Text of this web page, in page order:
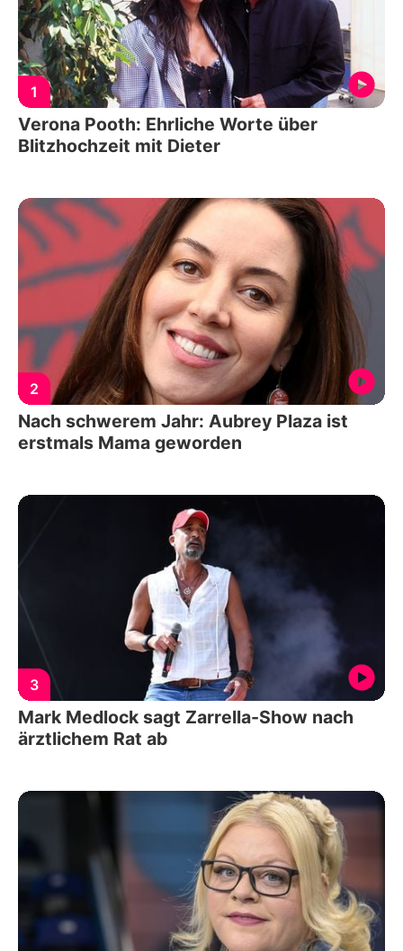
1
Verona Pooth: Ehrliche Worte über
Blitzhochzeit mit Dieter
2
Nach schwerem Jahr: Aubrey Plaza ist
erstmals Mama geworden
3
Mark Medlock sagt Zarrella-Show nach
ärztlichem Rat ab